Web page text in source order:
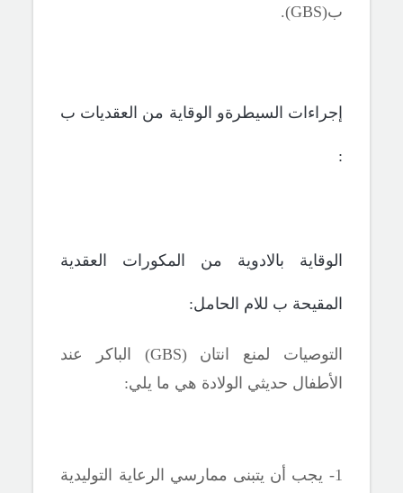
ب(GBS
).
إجراءات السيطرةو الوقاية من العقديات ب
:
الوقاية بالادوية من المكورات العقدية
المقيحة ب للام الحامل:
التوصيات لمنع انتان (GBS) الباكر عند
الأطفال حديثي الولادة هي ما يلي:
1- يجب أن يتبنى ممارسي الرعاية التوليدية